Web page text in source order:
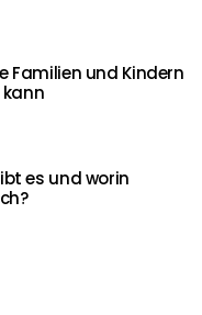
Familien und Kindern
kann
es und worin